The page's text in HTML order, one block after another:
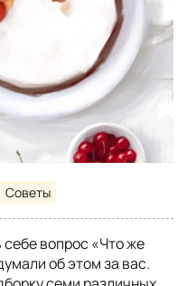
Советы
вопрос «Что же
об этом за вас.